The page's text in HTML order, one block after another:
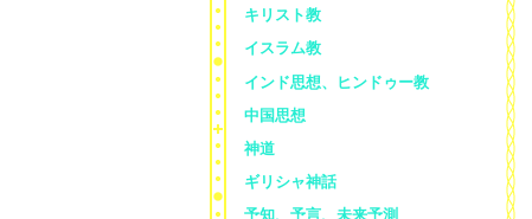
キリスト教
イスラム教
インド思想、ヒンドゥー教
中国思想
神道
ギリシャ神話
予知、予言、未来予測